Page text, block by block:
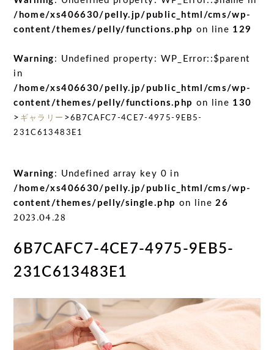
/home/xs406630/pelly.jp/public_html/cms/wp-
content/themes/pelly/functions.php on line 129
Warning : Undefined property: WP_Error::$parent
in
/home/xs406630/pelly.jp/public_html/cms/wp-
content/themes/pelly/functions.php on line 130
> ギャラリー >6B7CAFC7-4CE7-4975-9EB5-
231C613483E1
Warning : Undefined array key 0 in
/home/xs406630/pelly.jp/public_html/cms/wp-
content/themes/pelly/single.php on line26
2023.04.28
6B7CAFC7-4CE7-4975-9EB5-
231C613483E1